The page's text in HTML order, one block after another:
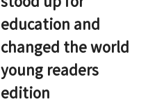
education and
changed the world
young readers
edition